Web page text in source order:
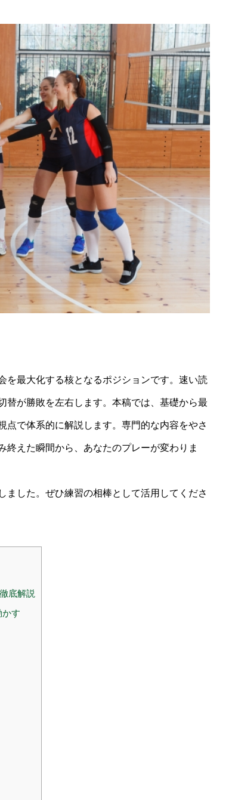
を最大化する核となるポジションです。速い読
替が勝敗を左右します。本稿では、基礎から最
点で体系的に解説します。専門的な内容をやさ
終えた瞬間から、あなたのプレーが変わりま
した。ぜひ練習の相棒として活用してくださ
底解説
す